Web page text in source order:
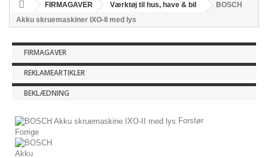
FIRMAGAVER Værktøj til hus, have & bil
BOSCH
Akku skruemaskiner IXO-II med lys
FIRMAGAVER
REKLAMEARTIKLER
BEKLÆDNING
Forstør
Forrige